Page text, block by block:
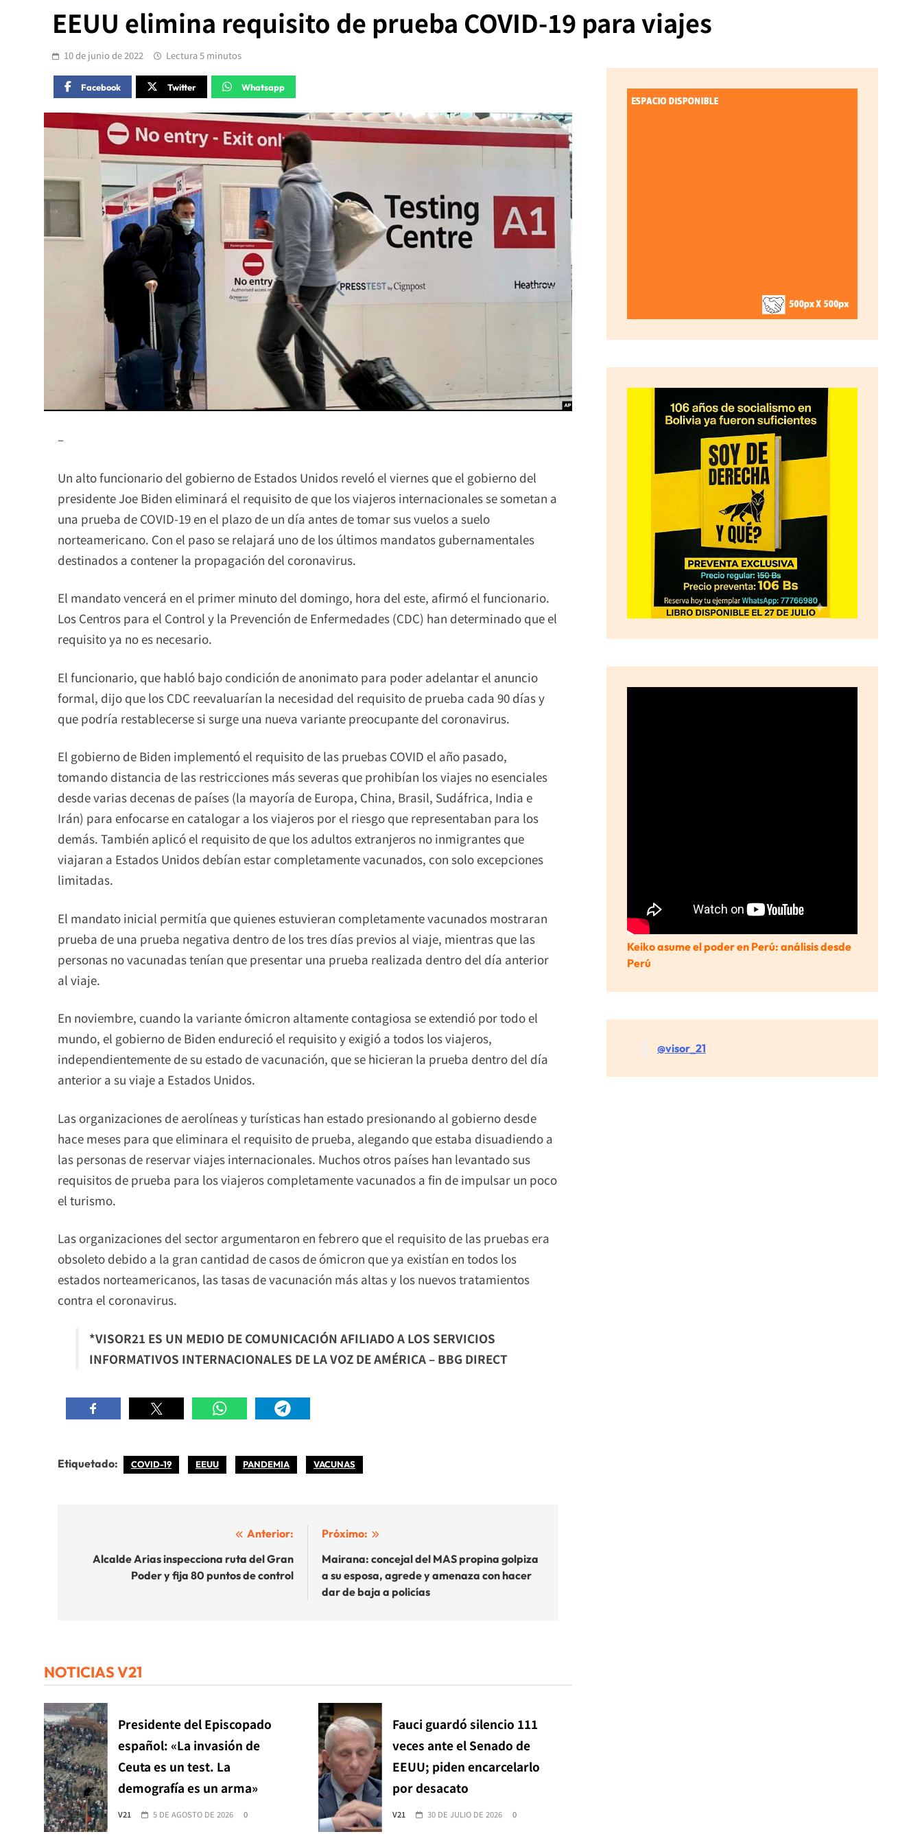
EEUU elimina requisito de prueba COVID-19 para viajes
10 de junio de 2022 Lectura 5 minutos
Facebook Twitter Whatsapp
–
Un alto funcionario del gobierno de Estados Unidos reveló el viernes que el gobierno del
presidente Joe Biden eliminará el requisito de que los viajeros internacionales se sometan a
una prueba de COVID-19 en el plazo de un día antes de tomar sus vuelos a suelo
norteamericano. Con el paso se relajará uno de los últimos mandatos gubernamentales
destinados a contener la propagación del coronavirus.
El mandato vencerá en el primer minuto del domingo, hora del este, afirmó el funcionario.
Los Centros para el Control y la Prevención de Enfermedades (CDC) han determinado que el
requisito ya no es necesario.
El funcionario, que habló bajo condición de anonimato para poder adelantar el anuncio
formal, dijo que los CDC reevaluarían la necesidad del requisito de prueba cada 90 días y
que podría restablecerse si surge una nueva variante preocupante del coronavirus.
El gobierno de Biden implementó el requisito de las pruebas COVID el año pasado,
tomando distancia de las restricciones más severas que prohibían los viajes no esenciales
desde varias decenas de países (la mayoría de Europa, China, Brasil, Sudáfrica, India e
Irán) para enfocarse en catalogar a los viajeros por el riesgo que representaban para los
demás. También aplicó el requisito de que los adultos extranjeros no inmigrantes que
viajaran a Estados Unidos debían estar completamente vacunados, con solo excepciones
limitadas.
El mandato inicial permitía que quienes estuvieran completamente vacunados mostraran
prueba de una prueba negativa dentro de los tres días previos al viaje, mientras que las
personas no vacunadas tenían que presentar una prueba realizada dentro del día anterior
al viaje.
En noviembre, cuando la variante ómicron altamente contagiosa se extendió por todo el
mundo, el gobierno de Biden endureció el requisito y exigió a todos los viajeros,
independientemente de su estado de vacunación, que se hicieran la prueba dentro del día
anterior a su viaje a Estados Unidos.
Las organizaciones de aerolíneas y turísticas han estado presionando al gobierno desde
hace meses para que eliminara el requisito de prueba, alegando que estaba disuadiendo a
las personas de reservar viajes internacionales. Muchos otros países han levantado sus
requisitos de prueba para los viajeros completamente vacunados a fin de impulsar un poco
el turismo.
Las organizaciones del sector argumentaron en febrero que el requisito de las pruebas era
obsoleto debido a la gran cantidad de casos de ómicron que ya existían en todos los
estados norteamericanos, las tasas de vacunación más altas y los nuevos tratamientos
contra el coronavirus.
*VISOR21 ES UN MEDIO DE COMUNICACIÓN AFILIADO A LOS SERVICIOS
INFORMATIVOS INTERNACIONALES DE LA VOZ DE AMÉRICA – BBG DIRECT
Etiquetado: COVID-19 EEUU PANDEMIA VACUNAS
entradas
Anterior:
Alcalde Arias inspecciona ruta del Gran
Poder y fija 80 puntos de control
Próximo:
Mairana: concejal del MAS propina golpiza
a su esposa, agrede y amenaza con hacer
dar de baja a policías
NOTICIAS V21
Presidente del Episcopado
español: «La invasión de
Ceuta es un test. La
demografía es un arma»
V21 5 DE AGOSTO DE 2026 0
Fauci guardó silencio 111
veces ante el Senado de
EEUU; piden encarcelarlo
por desacato
V21 30 DE JULIO DE 2026 0
Keiko asume el poder en Perú: análisis desde
Perú
@visor_21